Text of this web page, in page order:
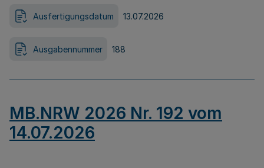
Ausfertigungsdatum 13.07.2026
Ausgabennummer 188
MB.NRW 2026 Nr. 192 vom
14.07.2026